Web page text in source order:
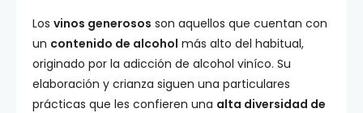
Los vinos generosos son aquellos que cuentan con
un contenido de alcohol más alto del habitual,
originado por la adicción de alcohol viníco. Su
elaboración y crianza siguen una particulares
prácticas que les confieren una alta diversidad de